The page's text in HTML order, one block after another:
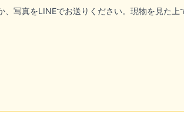
写真をLINEでお送りください。現物を見た上